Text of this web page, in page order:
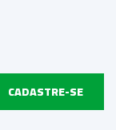
CADASTRE-SE